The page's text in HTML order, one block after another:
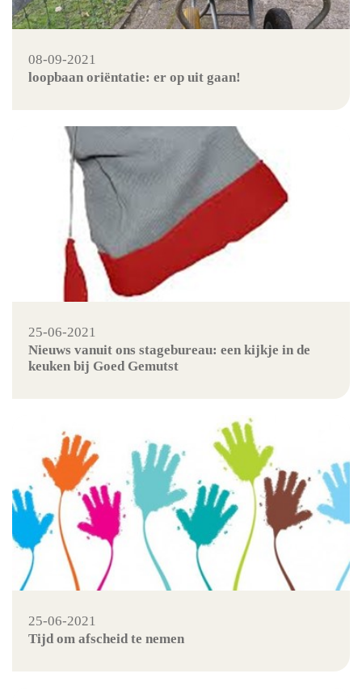
08-09-2021
loopbaan oriëntatie: er op uit gaan!
25-06-2021
Nieuws vanuit ons stagebureau: een kijkje in de
keuken bij Goed Gemutst
25-06-2021
Tijd om afscheid te nemen